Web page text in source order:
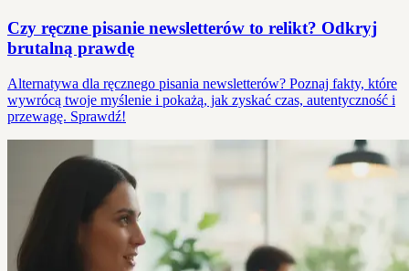
Czy ręczne pisanie newsletterów to relikt? Odkryj
brutalną prawdę
Alternatywa dla ręcznego pisania newsletterów? Poznaj fakty, które
wywrócą twoje myślenie i pokażą, jak zyskać czas, autentyczność i
przewagę. Sprawdź!